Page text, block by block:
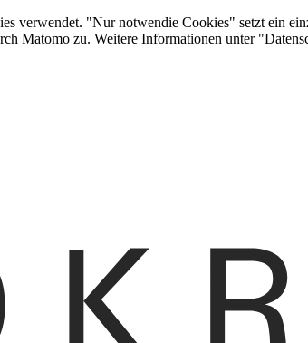
verwendet. "Nur notwendie Cookies" setzt ein
Matomo zu. Weitere Informationen unter